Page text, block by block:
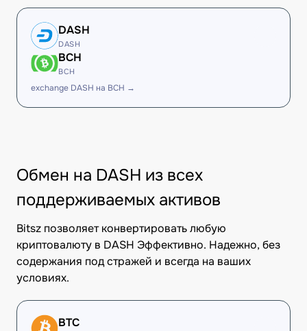
DASH
DASH
BCH
BCH
exchange DASH на BCH →
Обмен на DASH из всех
поддерживаемых активов
Bitsz позволяет конвертировать любую
криптовалюту в DASH Эффективно. Надежно, без
содержания под стражей и всегда на ваших
условиях.
BTC